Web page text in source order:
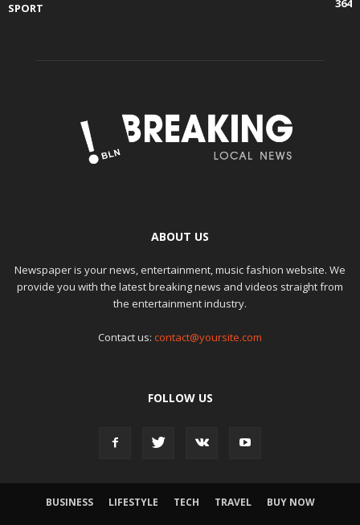
SPORT
364
ABOUT US
Newspaper is your news, entertainment, music fashion website. We
provide you with the latest breaking news and videos straight from
the entertainment industry.
Contact us: contact@yoursite.com
FOLLOW US
BUSINESS LIFESTYLE TECH TRAVEL BUY NOW